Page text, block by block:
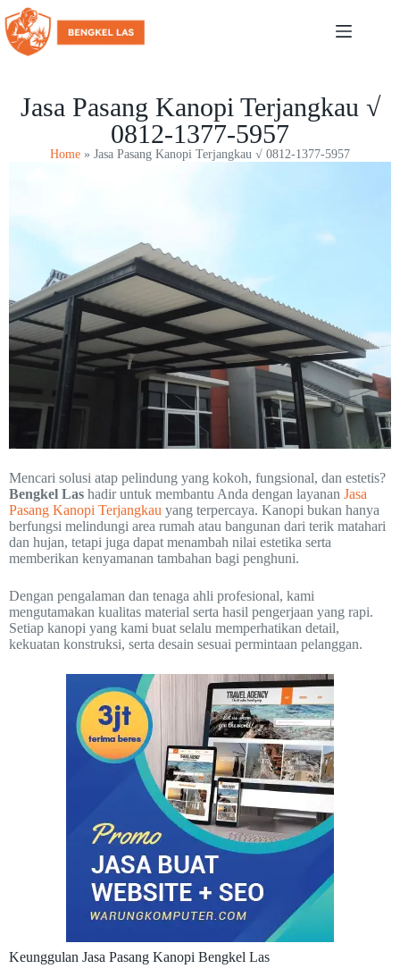
Jasa Pasang Kanopi Terjangkau √
0812-1377-5957
Home » Jasa Pasang Kanopi Terjangkau √ 0812-1377-5957
Mencari solusi atap pelindung yang kokoh, fungsional, dan estetis?
Bengkel Las hadir untuk membantu Anda dengan layanan Jasa
Pasang Kanopi Terjangkau yang terpercaya. Kanopi bukan hanya
berfungsi melindungi area rumah atau bangunan dari terik matahari
dan hujan, tetapi juga dapat menambah nilai estetika serta
memberikan kenyamanan tambahan bagi penghuni.
Dengan pengalaman dan tenaga ahli profesional, kami
mengutamakan kualitas material serta hasil pengerjaan yang rapi.
Setiap kanopi yang kami buat selalu memperhatikan detail,
kekuatan konstruksi, serta desain sesuai permintaan pelanggan.
Keunggulan Jasa Pasang Kanopi Bengkel Las